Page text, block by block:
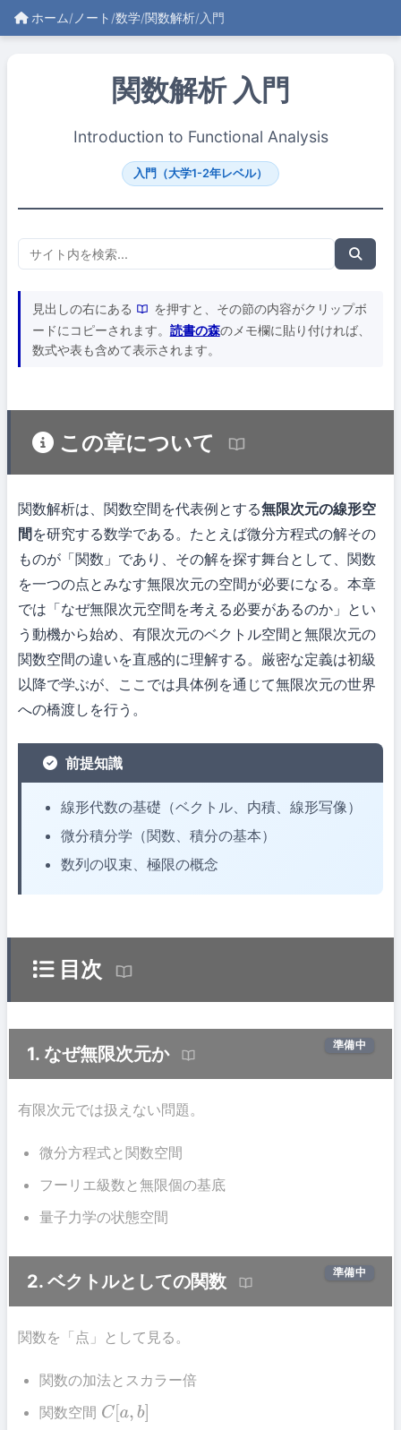
ホーム/ ノート /数学/関数解析/入門
関数解析 入門
Introduction to Functional Analysis
入門（大学1-2年レベル）
見出しの右にある
を押すと、その節の内容がクリップボ
ードにコピーされます。 読書の森のメモ欄に貼り付ければ、
数式や表も含めて表示されます。
この章について
関数解析は、関数空間を代表例とする無限次元の線形空
間 を研究する数学である。たとえば微分方程式の解その
ものが「関数」であり、その解を探す舞台として、関数
を一つの点とみなす無限次元の空間が必要になる。本章
では「なぜ無限次元空間を考える必要があるのか」とい
う動機から始め、有限次元のベクトル空間と無限次元の
関数空間の違いを直感的に理解する。厳密な定義は初級
以降で学ぶが、ここでは具体例を通じて無限次元の世界
への橋渡しを行う。
前提知識
線形代数の基礎（ベクトル、内積、線形写像）
微分積分学（関数、積分の基本）
数列の収束、極限の概念
目次
1. なぜ無限次元か
有限次元では扱えない問題。
微分方程式と関数空間
フーリエ級数と無限個の基底
量子力学の状態空間
準備中
2. ベクトルとしての関数
関数を「点」として見る。
関数の加法とスカラー倍
関数空間 C[ a,b]
準備中